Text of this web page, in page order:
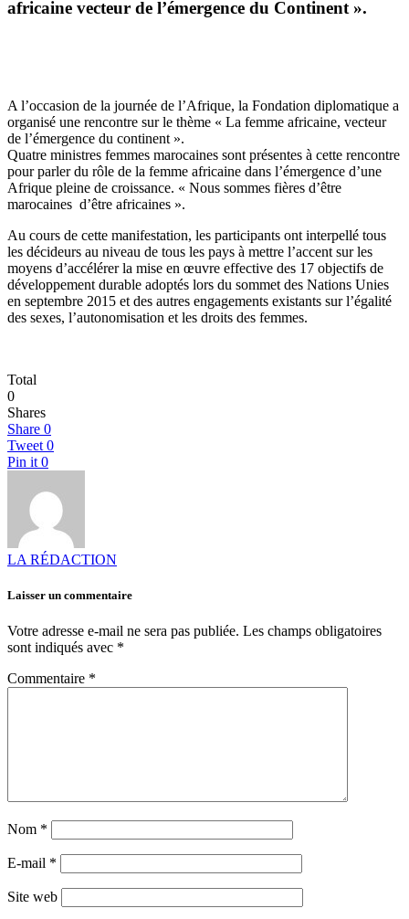
africaine vecteur de l’émergence du Continent ».
A l’occasion de la journée de l’Afrique, la Fondation diplomatique a
organisé une rencontre sur le thème « La femme africaine, vecteur
de l’émergence du continent ».
Quatre ministres femmes marocaines sont présentes à cette rencontre
pour parler du rôle de la femme africaine dans l’émergence d’une
Afrique pleine de croissance. « Nous sommes fières d’être
marocaines d’être africaines ».
Au cours de cette manifestation, les participants ont interpellé tous
les décideurs au niveau de tous les pays à mettre l’accent sur les
moyens d’accélérer la mise en œuvre effective des 17 objectifs de
développement durable adoptés lors du sommet des Nations Unies
en septembre 2015 et des autres engagements existants sur l’égalité
des sexes, l’autonomisation et les droits des femmes.
Total
0
Shares
Share 0
Tweet 0
Pin it 0
LA RÉDACTION
Laisser un commentaire
Votre adresse e-mail ne sera pas publiée. Les champs obligatoires
sont indiqués avec *
Commentaire *
Nom *
E-mail *
Site web